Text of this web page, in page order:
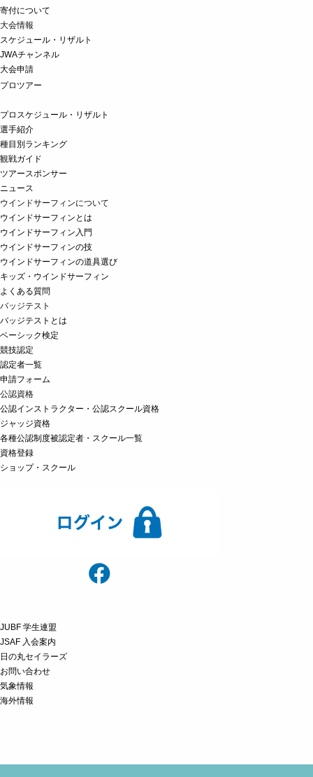
寄付について
大会情報
スケジュール・リザルト
JWAチャンネル
大会申請
プロツアー
プロスケジュール・リザルト
選手紹介
種目別ランキング
観戦ガイド
ツアースポンサー
ニュース
ウインドサーフィンについて
ウインドサーフィンとは
ウインドサーフィン入門
ウインドサーフィンの技
ウインドサーフィンの道具選び
キッズ・ウインドサーフィン
よくある質問
バッジテスト
バッジテストとは
ベーシック検定
競技認定
認定者一覧
申請フォーム
公認資格
公認インストラクター・公認スクール資格
ジャッジ資格
各種公認制度被認定者・スクール一覧
資格登録
ショップ・スクール
JUBF 学生連盟
JSAF 入会案内
日の丸セイラーズ
お問い合わせ
気象情報
海外情報